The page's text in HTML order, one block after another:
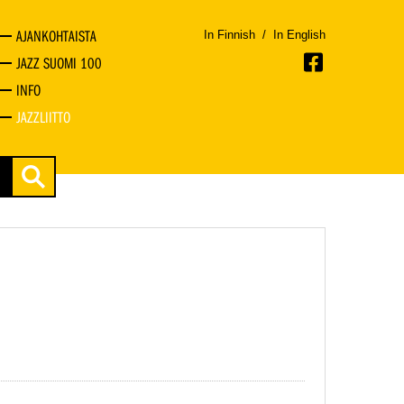
AJANKOHTAISTA
JAZZ SUOMI 100
INFO
JAZZLIITTO
In Finnish / In English